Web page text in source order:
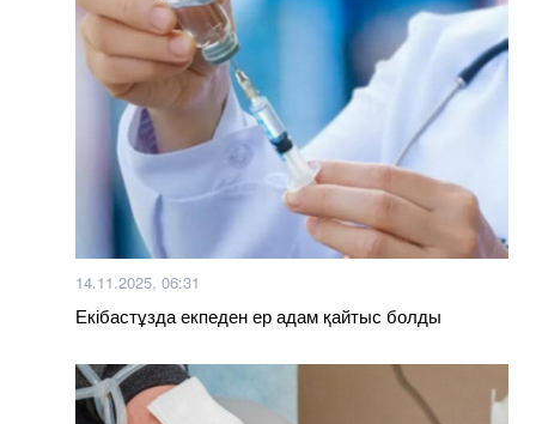
14.11.2025, 06:31
Екібастұзда екпеден ер адам қайтыс болды